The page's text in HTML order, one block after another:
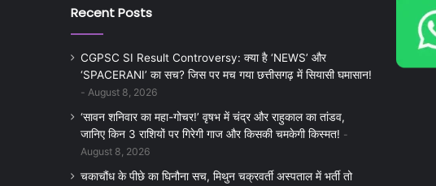
Recent Posts
CGPSC SI Result Controversy: क्या है ‘NEWS’ और
‘SPACERANI’ का सच? जिस पर मच गया छत्तीसगढ़ में सियासी घमासान!
August 8, 2026
‘सावन शनिवार का महा-गोचर!’ वृषभ में चंद्र और राहुकाल का तांडव,
जानिए किन 3 राशियों पर गिरेगी गाज और किसकी चमकेगी किस्मत!
August 8, 2026
चकाचौंध के पीछे का घिनौना सच, मिथुन चक्रवर्ती अस्पताल में भर्ती तो